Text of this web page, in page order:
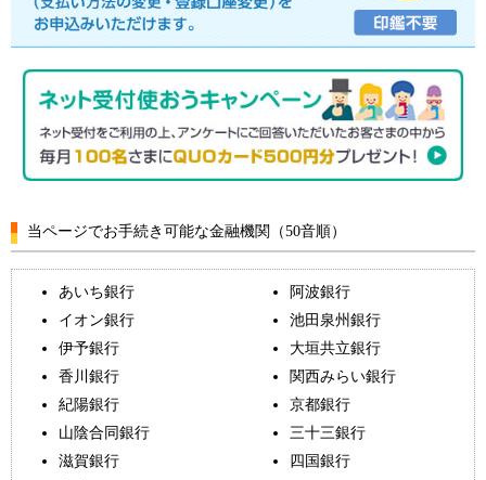
当ページでお手続き可能な金融機関（50音順）
あいち銀行
阿波銀行
イオン銀行
池田泉州銀行
伊予銀行
大垣共立銀行
香川銀行
関西みらい銀行
紀陽銀行
京都銀行
山陰合同銀行
三十三銀行
滋賀銀行
四国銀行